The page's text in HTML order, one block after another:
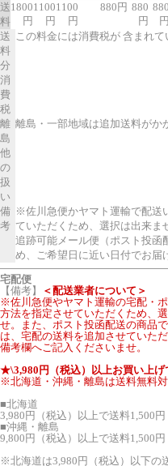
送
料
1800
円
1100
円
1100
円
880円 880
円
880
円
送
料
分
消
費
税
この料金には消費税が 含まれて
離
島
他
の
扱
い
離島・一部地域は追加送料がか
備
考
※佐川急便かヤマト運輸で配送
ていただくため、選択は出来ま
追跡可能メール便（ポスト投函
め、ご希望日に近い日付でお届
宅配便
【備考】
＜配送業者について＞
※佐川急便やヤマト運輸の宅配・
方法を指定させていただくため、
せ。また、ポスト投函配送の商品
は、宅配の送料を追加させていた
備考欄へご記入くださいませ。
★\3,980円（税込）以上お買い上げ
※北海道・沖縄・離島は送料無料対
■北海道
3,980円（税込）以上で送料1,500円
■沖縄・離島
9,800円（税込）以上で送料1,500円
※北海道は3,980円（税込）以下の